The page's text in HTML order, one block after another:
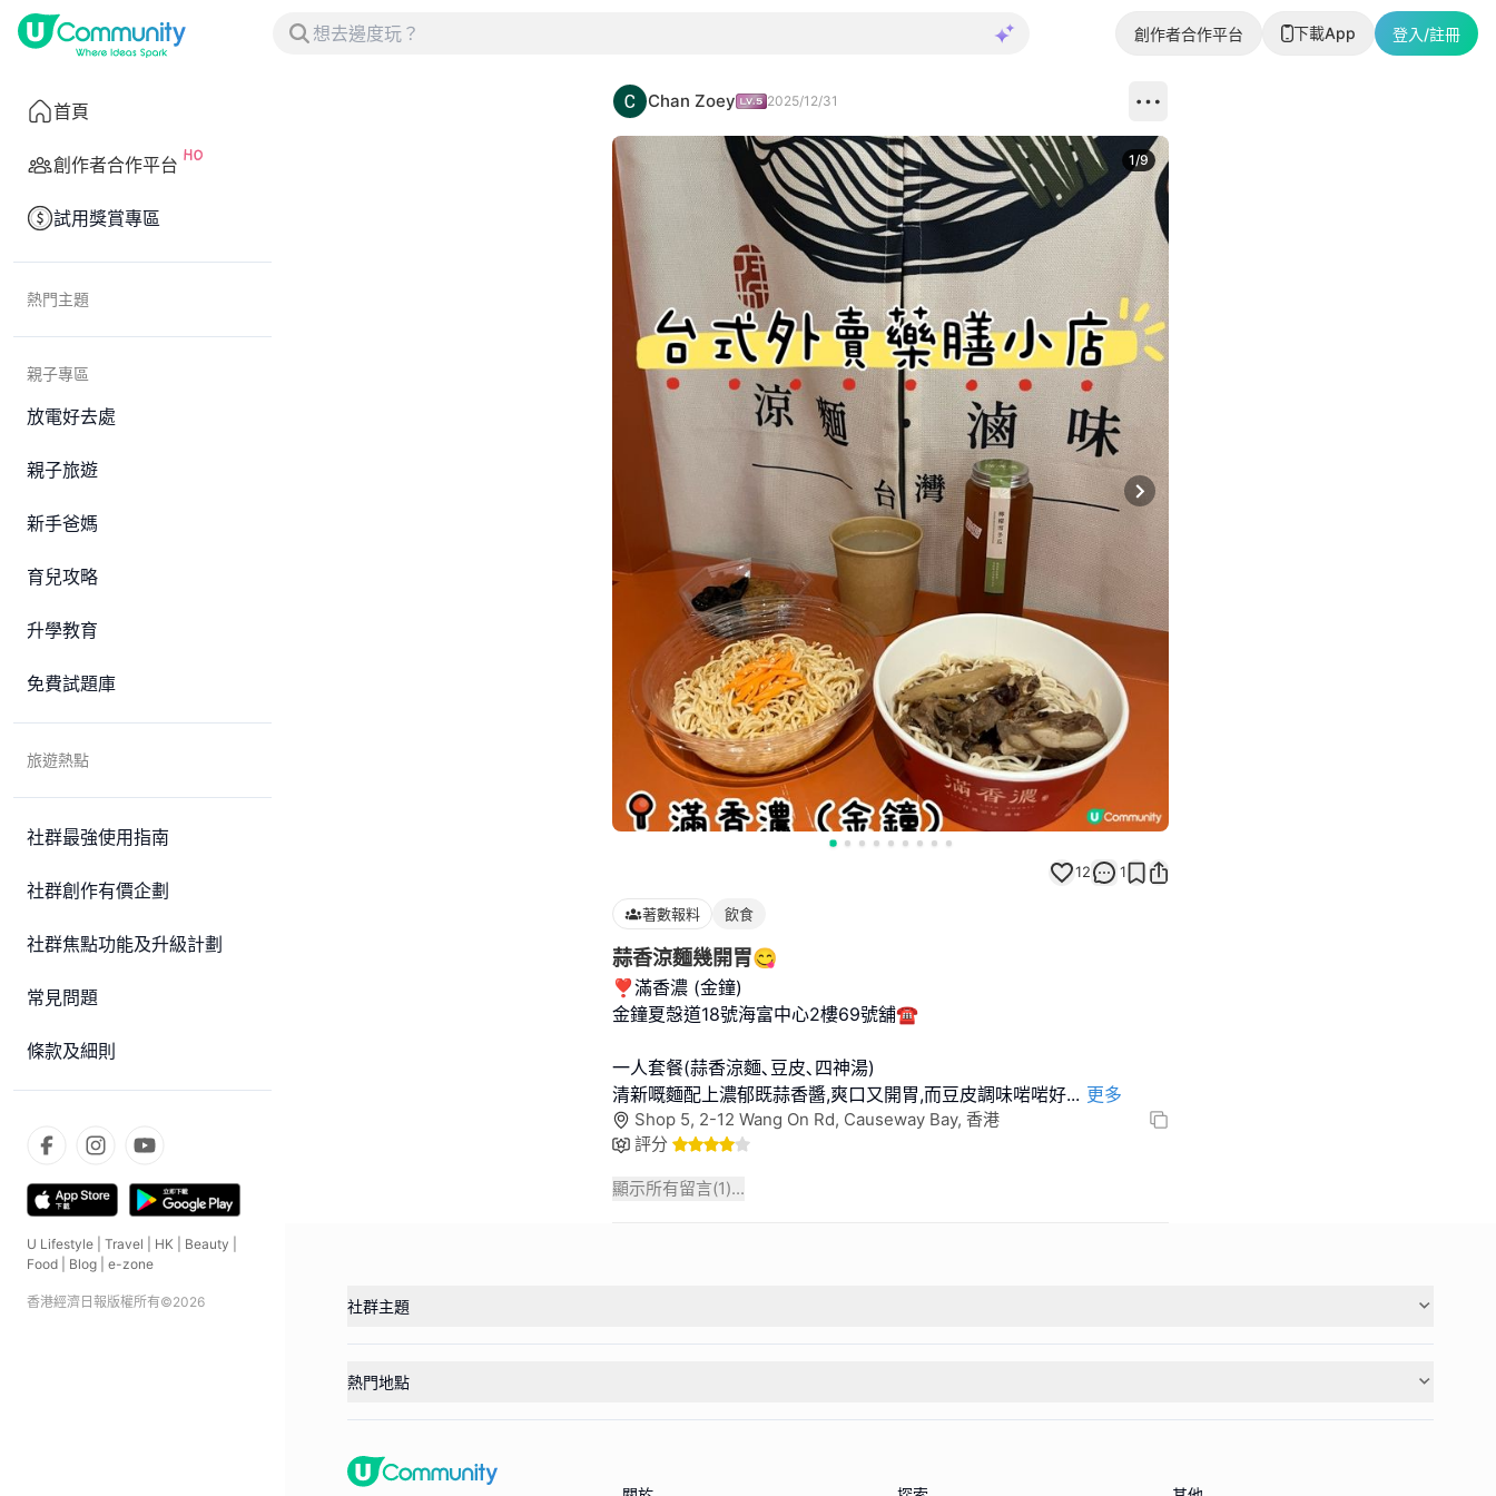
創作者合作平台 下載App 登入/註冊
首頁
創作者合作平台
試用獎賞專區
熱門主題
親子專區
放電好去處
親子旅遊
新手爸媽
育兒攻略
升學教育
免費試題庫
旅遊熱點
社群最強使用指南
社群創作有價企劃
社群焦點功能及升級計劃
常見問題
條款及細則
U Lifestyle Travel HK Beauty
Food
Blog e-zone
香港經濟日報版權所有©2026
Chan Zoey 2025/12/31
Next slide
1/9
12 1
著數報料 飲食
蒜香涼麵幾開胃😋
❣️滿香濃 (金鐘)
金鐘夏愨道18號海富中心2樓69號舖☎️
一人套餐(蒜香涼麵､豆皮､四神湯)
清新嘅麵配上濃郁既蒜香醬,爽口又開胃,而豆皮調味啱啱好... 更多
Shop 5, 2-12 Wang On Rd, Causeway Bay, 香港
評分
顯示所有留言(1)...
社群主題
熱門地點